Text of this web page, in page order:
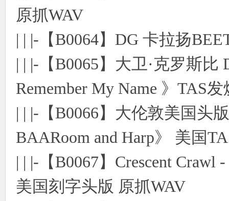
原抓WAV
| | |-【B0064】DG 卡拉扬
| | |-【B0065】大卫·克罗斯比
Remember My Name 》TAS
| | |-【B0066】大伦敦美国头
BAARoom and Harp》 美国
| | |-【B0067】Crescent Crawl
美国刻字头版 原抓WAV